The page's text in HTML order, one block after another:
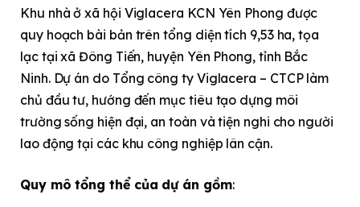
Khu nhà ở xã hội Viglacera KCN Yên Phong được
quy hoạch bài bản trên tổng diện tích 9,53 ha, tọa
lạc tại xã Đông Tiến, huyện Yên Phong, tỉnh Bắc
Ninh. Dự án do Tổng công ty Viglacera – CTCP làm
chủ đầu tư, hướng đến mục tiêu tạo dựng môi
trường sống hiện đại, an toàn và tiện nghi cho người
lao động tại các khu công nghiệp lân cận.
Quy mô tổng thể của dự án gồm: